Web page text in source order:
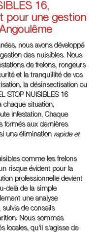
16,
pour une gestion
nous avons développé
des nuisibles. Nous
de frelons, rongeurs
et la tranquillité de vos
la désinsectisation ou
STOP NUISIBLES 16
chaque situation,
infestation. Chaque
formés aux dernières
une élimination rapide et
comme les frelons
risque évident pour la
professionnelle devient
delà de la simple
une analyse
suivie de conseils
Nous sommes
locales, qu'il s'agisse de